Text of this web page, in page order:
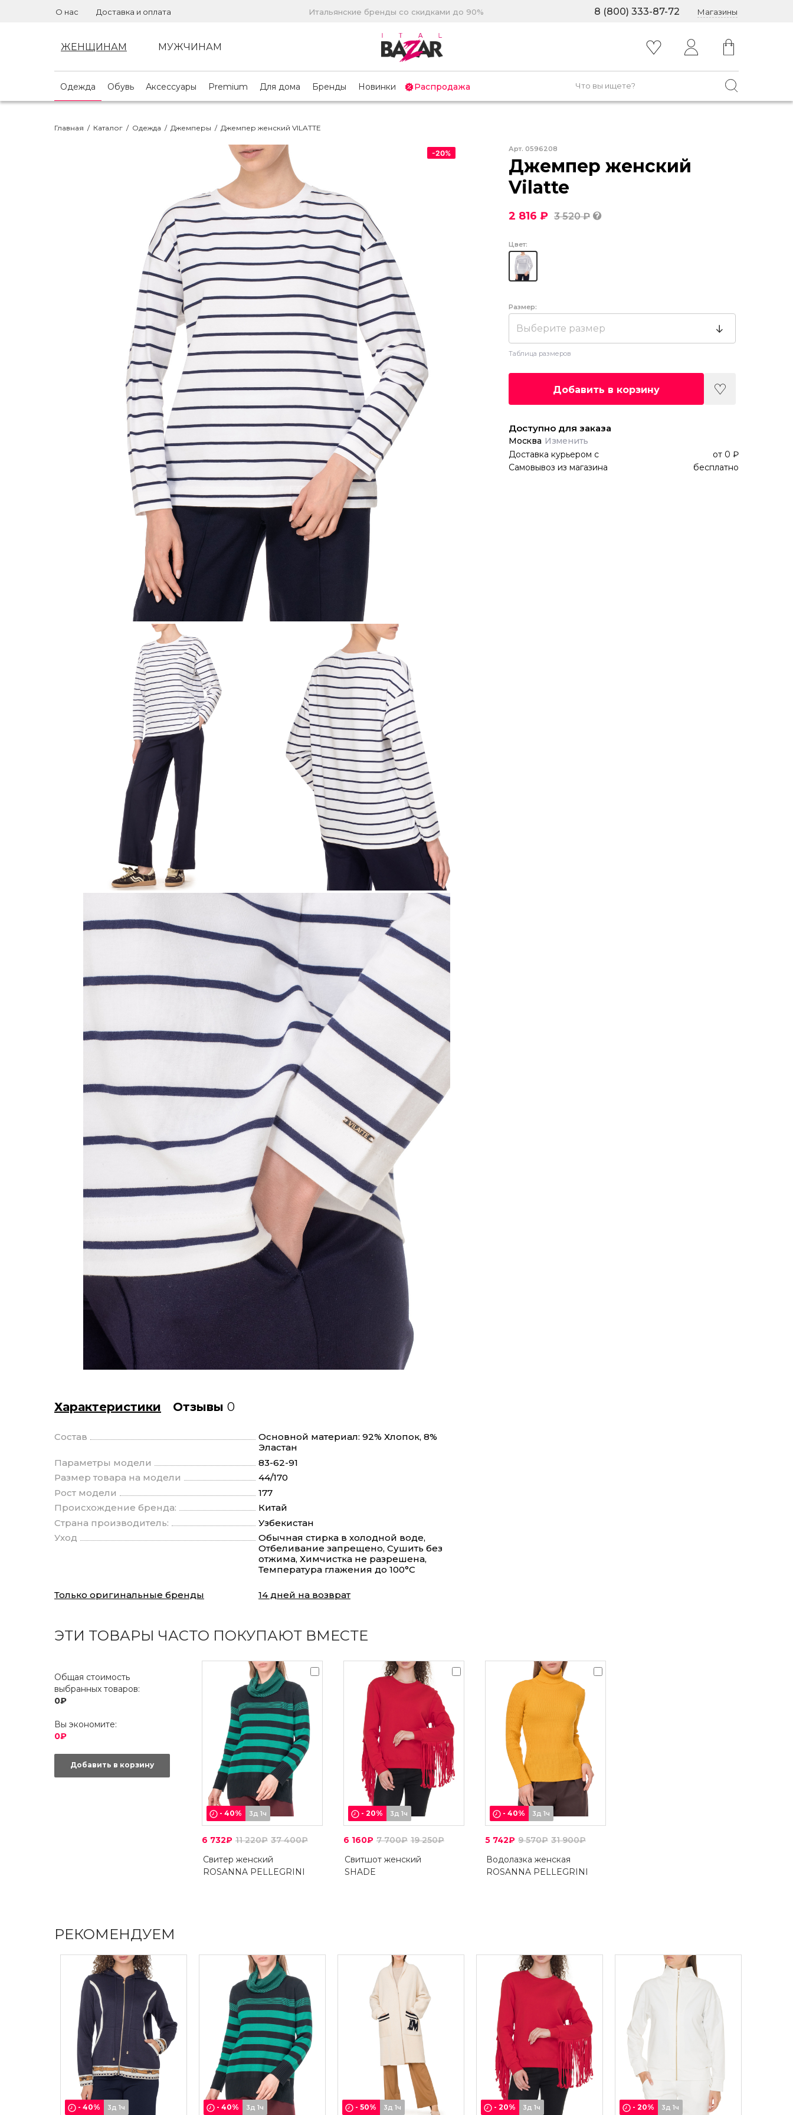
О нас Доставка и оплата Итальянские бренды со скидками до 90% 8 (800) 333-87-72 Магазины
ЖЕНЩИНАМ МУЖЧИНАМ
Одежда Обувь Аксессуары Premium Для дома Бренды Новинки Распродажа
Главная / Каталог / Одежда / Джемперы / Джемпер женский VILATTE
-20% Арт. 0596208
Джемпер женский
Vilatte
2 816 ₽ 3 520 ₽
Цвет:
Размер:
Выберите размер
Таблица размеров
Добавить в корзину
Доступно для заказа
Москва Изменить
Доставка курьером с от 0 ₽
Самовывоз из магазина
бесплатно
Характеристики Отзывы 0
Состав
Основной материал: 92% Хлопок, 8%
Эластан
Параметры модели
83-62-91
Размер товара на модели
44/170
Рост модели
177
Происхождение бренда:
Китай
Страна производитель:
Узбекистан
Уход
Обычная стирка в холодной воде,
Отбеливание запрещено, Сушить без
отжима, Химчистка не разрешена,
Температура глажения до 100°С
Только оригинальные бренды 14 дней на возврат
ЭТИ ТОВАРЫ ЧАСТО ПОКУПАЮТ ВМЕСТЕ
Общая стоимость
выбранных товаров:
0₽
Вы экономите:
0₽
Добавить в корзину
- 40% 3д 1ч
6 732₽ 11 220₽ 37 400₽
Свитер женский
ROSANNA PELLEGRINI
- 20% 3д 1ч
6 160₽ 7 700₽ 19 250₽
Свитшот женский
SHADE
- 40% 3д 1ч
5 742₽ 9 570₽ 31 900₽
Водолазка женская
ROSANNA PELLEGRINI
РЕКОМЕНДУЕМ
- 40% 3д 1ч - 40% 3д 1ч - 50% 3д 1ч - 20% 3д 1ч - 20% 3д 1ч